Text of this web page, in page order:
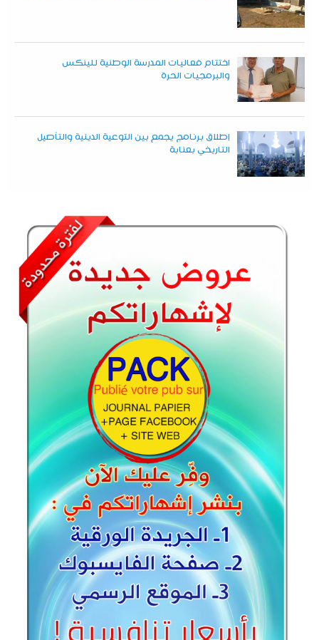
اختتام فعاليات المدرسة الوطنية للينكس
والبرمجيات الحرة
إطلاق برنامج يجمع بين التوعية الدينية والتأصيل
التاريخي بعنابة